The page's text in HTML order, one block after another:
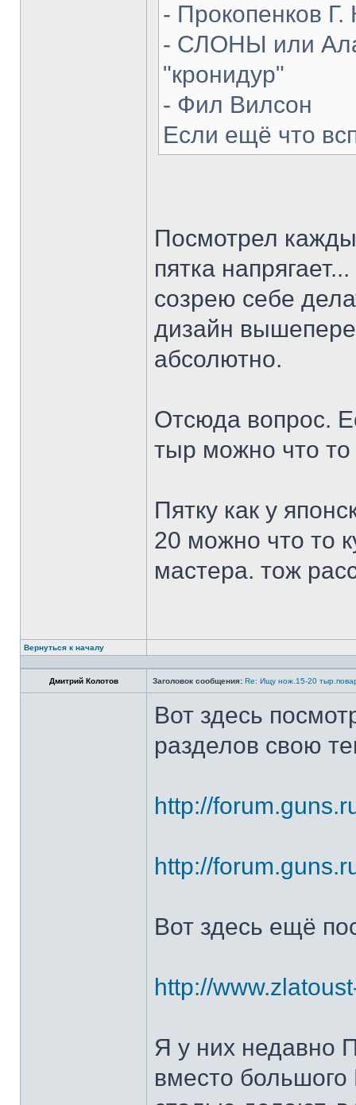
- Прокопенков Г.
- СЛОНЫ или
"кронидур"
- Фил Вилсон
Если ещё что
Посмотрел
пятка
созрею себе
дизайн
абсолютно.
Отсюда вопрос.
тыр можно что
Пятку как у
20 можно что то
мастера. тож
Вернуться к началу
Дмитрий Колотов Заголовок сообщения: Re: Ищу нож.15-20
Вот здесь
разделов свою
http://
http://
Вот здесь ещё
http://
Я у них недавно
вместо